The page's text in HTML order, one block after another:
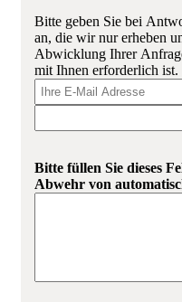
Bitte geben Sie bei
an, die wir nur erheben
Abwicklung Ihrer
mit Ihnen erforderlich ist.
Bitte füllen Sie dieses
Abwehr von